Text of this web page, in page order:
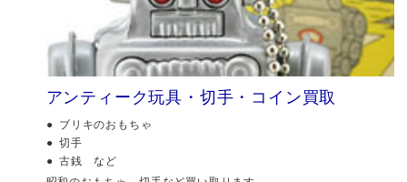
アンティーク玩具・切手・コイン買取
ブリキのおもちゃ
切手
古銭 など